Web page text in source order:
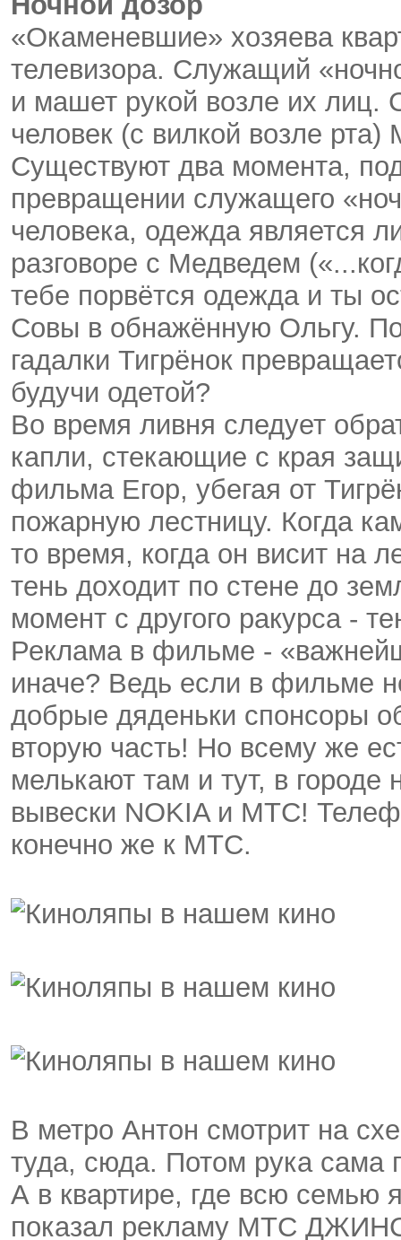
«Окаменевшие» хозяева
телевизора. Служащий
и машет рукой возле их лиц.
человек (с вилкой возле
Существуют два момента,
превращении служащего
человека, одежда является
разговоре с Медведем
тебе порвётся одежда и ты
Совы в обнажённую Ольгу.
гадалки Тигрёнок
будучи одетой?
Во время ливня следует
капли, стекающие с края
фильма Егор, убегая от
пожарную лестницу. Когда
то время, когда он висит на
тень доходит по стене до
момент с другого ракурса -
Реклама в фильме -
иначе? Ведь если в фильме
добрые дяденьки спонсоры
вторую часть! Но всему же
мелькают там и тут, в
вывески NOKIA и МТС!
конечно же к МТС.
В метро Антон смотрит на
туда, сюда. Потом рука
А в квартире, где всю семью
показал рекламу МТС